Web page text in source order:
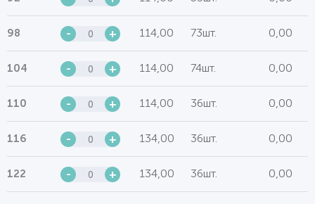
98 - + 114,00 73шт. 0,00
104 - + 114,00 74шт. 0,00
110 - + 114,00 36шт. 0,00
116 - + 134,00 36шт. 0,00
122 - + 134,00 36шт. 0,00